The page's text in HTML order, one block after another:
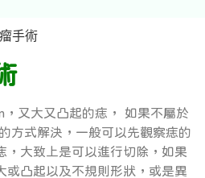
手術
又大又凸起的痣， 如果不屬於
方式解決，一般可以先觀察痣的
，大致上是可以進行切除，如果
或凸起以及不規則形狀，或是異